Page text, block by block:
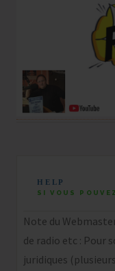
HELP
SI VOUS
Note du
de radio etc : Pour
juridiques